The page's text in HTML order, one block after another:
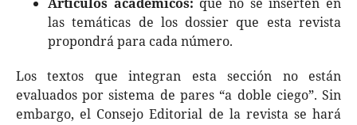
las temáticas de los dossier que esta revista
propondrá para cada número.
Los textos que integran esta sección no están
evaluados por sistema de pares “a doble ciego”. Sin
embargo, el Consejo Editorial de la revista se hará